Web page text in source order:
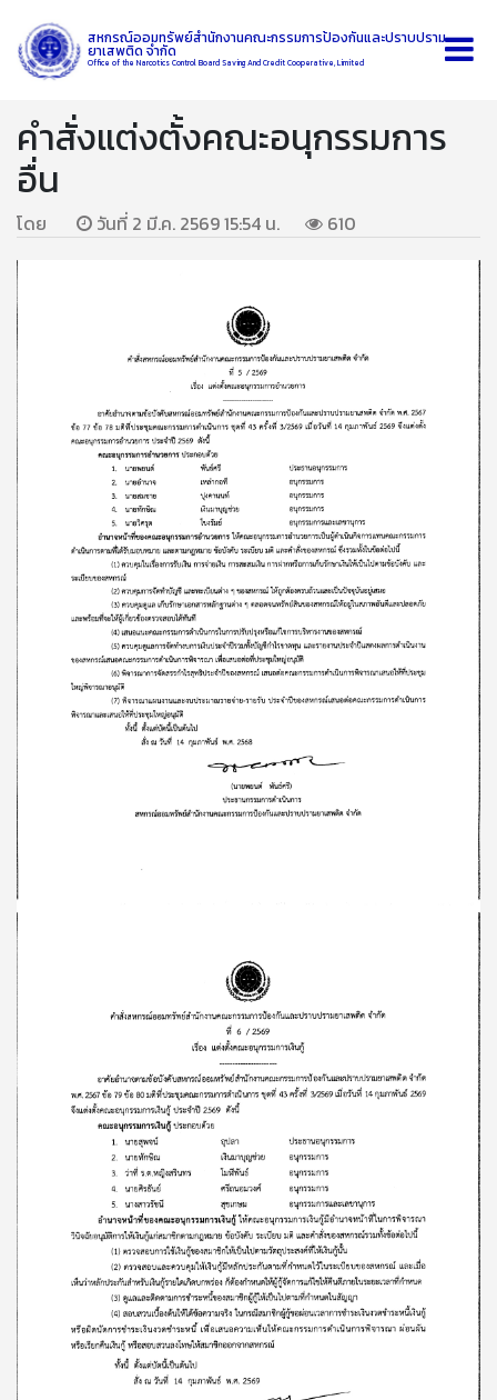
สหกรณ์ออมทรัพย์สำนักงานคณะกรรมการป้องกันและปราบปราม
ยาเสพติด จำกัด
Office of the Narcotics Control Board Saving And Credit Cooperative, Limited
คำสั่งแต่งตั้งคณะอนุกรรมการ
อื่น
โดย วันที่ 2 มี.ค. 2569 15:54 น. 610